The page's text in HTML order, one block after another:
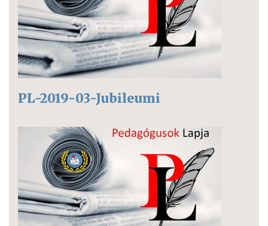
PL-2019-03-Jubileumi